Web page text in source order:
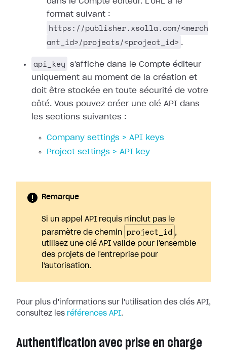
format suivant :
https://publisher.xsolla.com/<merch
ant_id>/projects/<project_id> .
api_key
s'affiche dans le Compte éditeur
uniquement au moment de la création et
doit être stockée en toute sécurité de votre
côté. Vous pouvez créer une clé API dans
les sections suivantes :
Company settings > API keys
Project settings > API key
Remarque
Si un appel API requis n'inclut pas le
paramètre de chemin
project_id ,
utilisez une clé API valide pour l'ensemble
des projets de l'entreprise pour
l'autorisation.
Pour plus d'informations sur l'utilisation des clés API,
consultez les références API.
Authentification avec prise en charge